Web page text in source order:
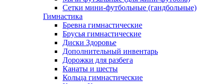
Сетки мини-футбольные (гандбольные)
Гимнастика
Бревна гимнастические
Брусья гимнастические
Диски Здоровье
Дополнительный инвентарь
Дорожки для разбега
Канаты и шесты
Кольца гимнастические